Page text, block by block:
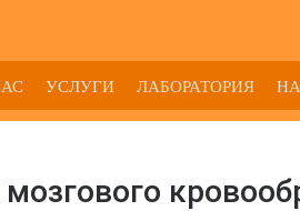
УСЛУГИ ЛАБОРАТОРИЯ